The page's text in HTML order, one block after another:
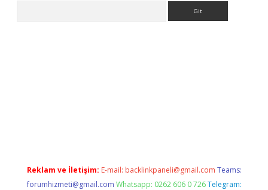
Reklam ve İletişim: E-mail: backlinkpaneli@gmail.com Teams:
forumhizmeti@gmail.com Whatsapp: 0262 606 0 726 Telegram: